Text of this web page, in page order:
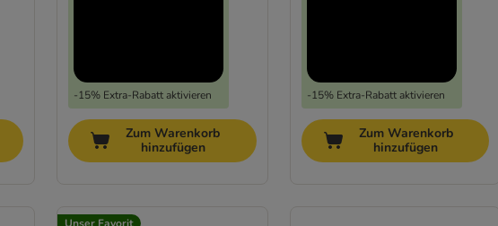
-15% Extra-Rabatt aktivieren
Zum Warenkorb
hinzufügen
-15% Extra-Rabatt aktivieren
Zum Warenkorb
hinzufügen